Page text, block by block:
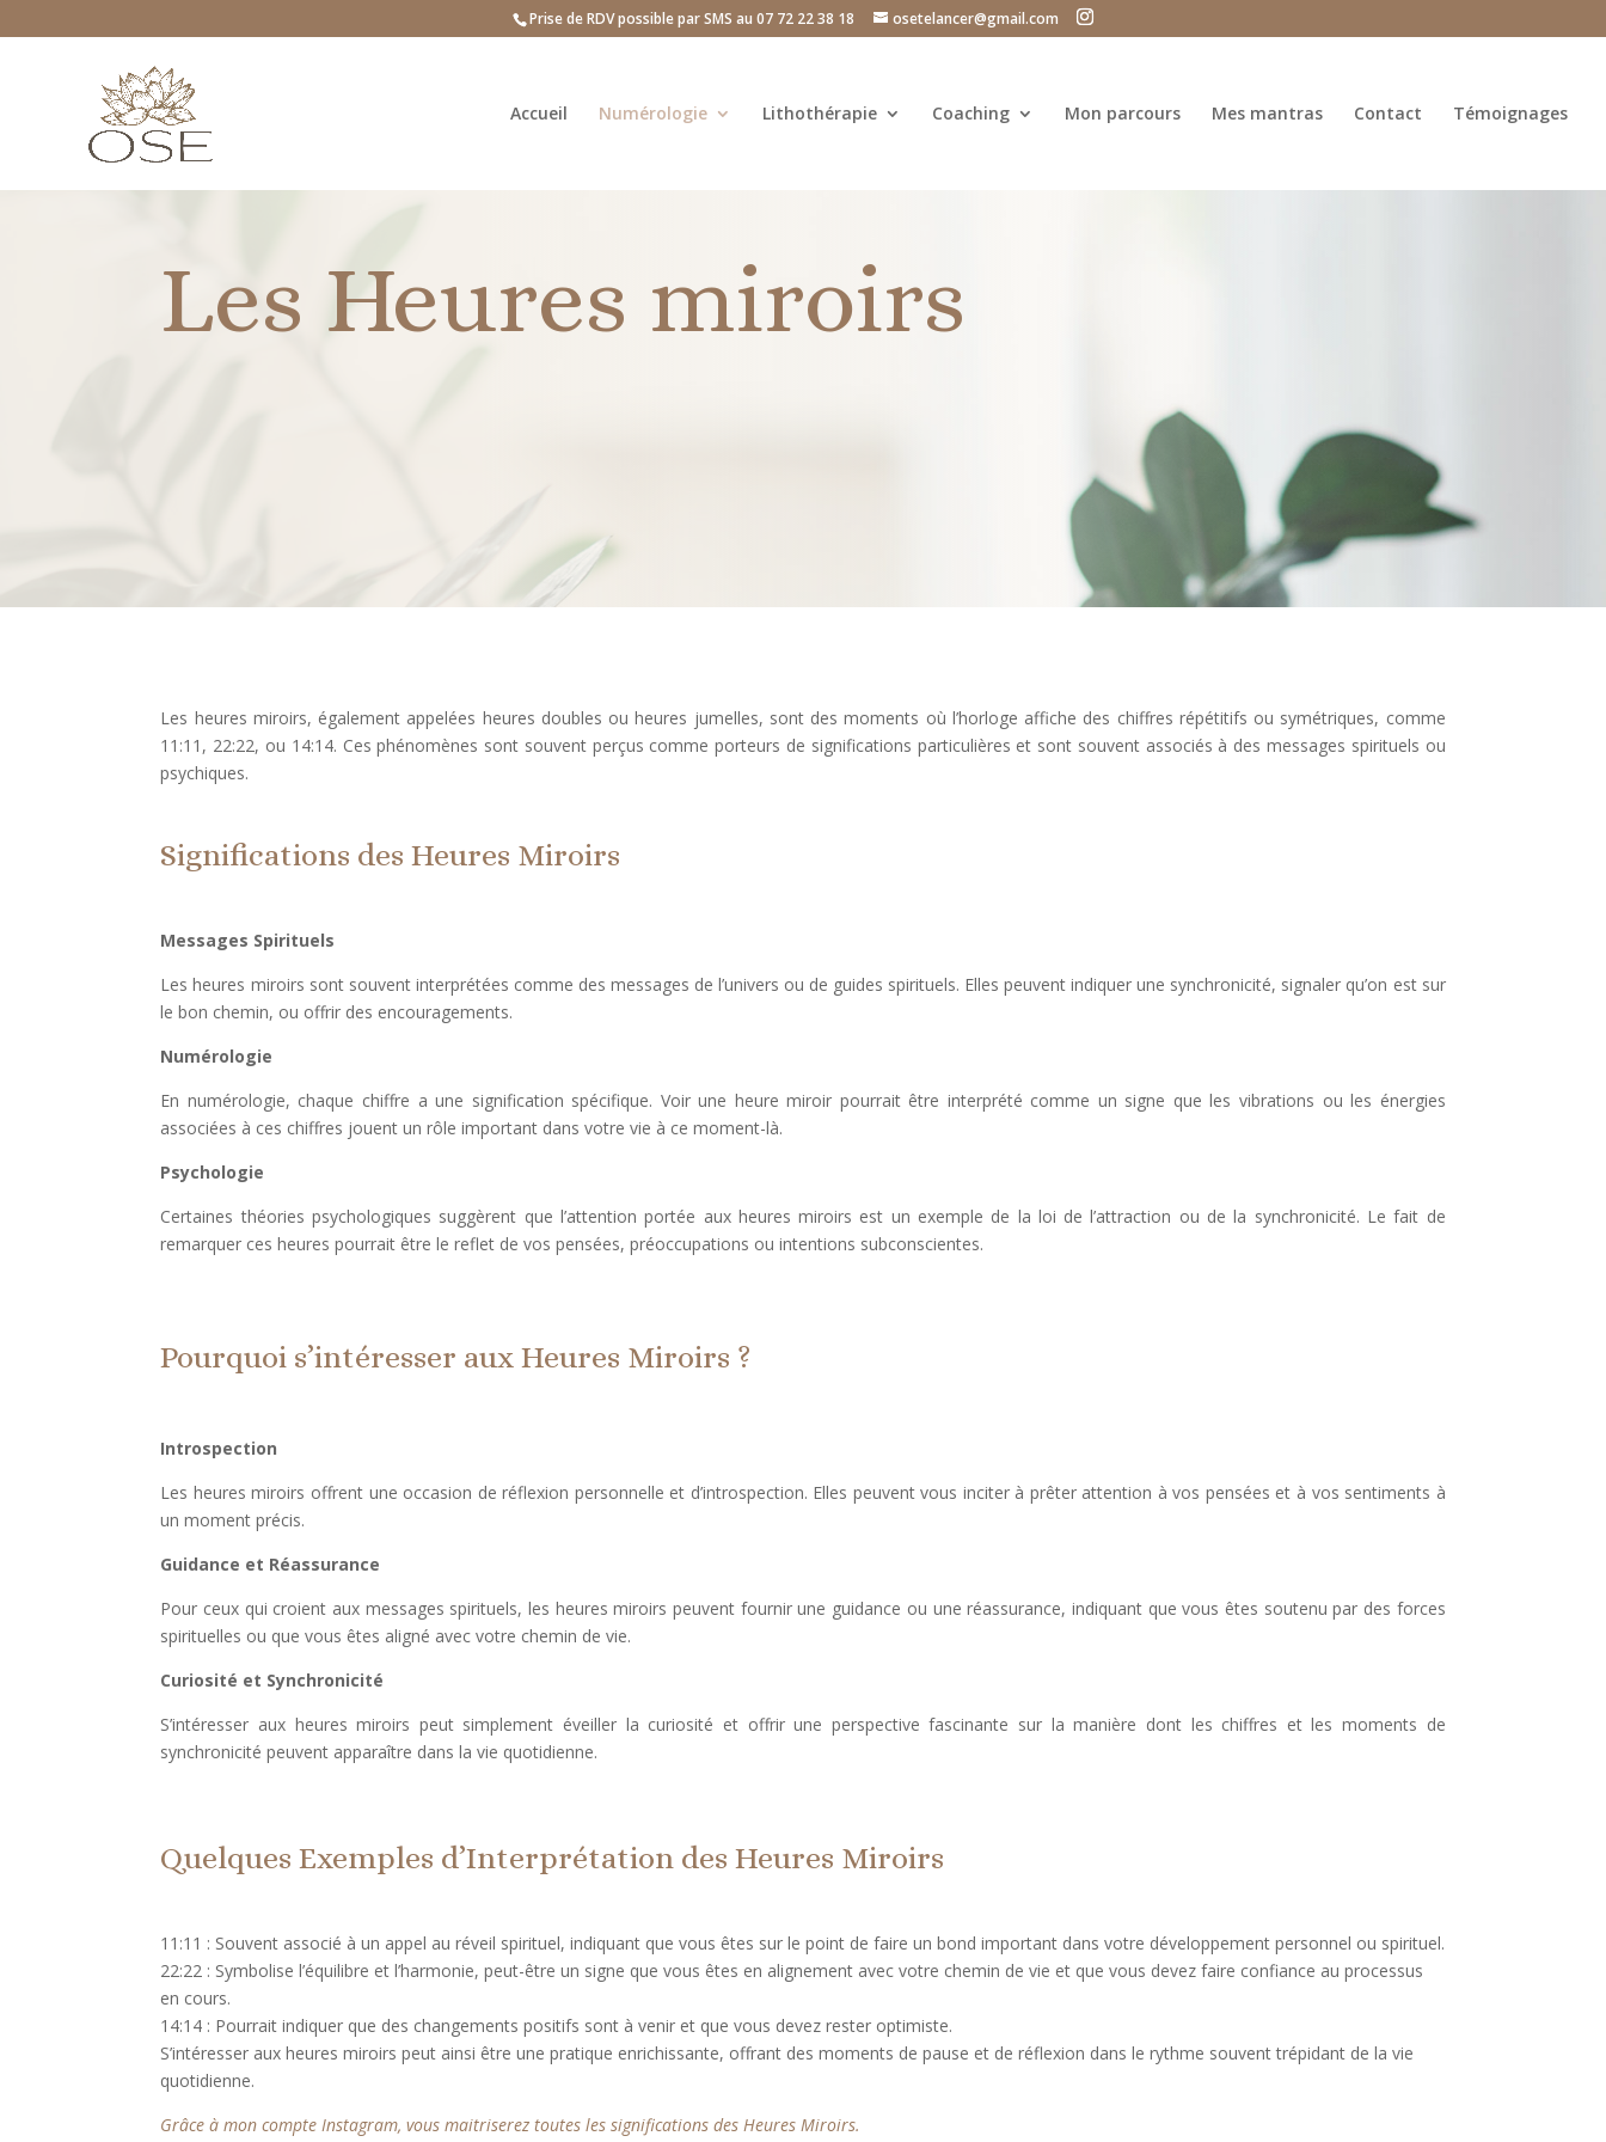
Prise de RDV possible par SMS au 07 72 22 38 18 osetelancer@gmail.com
Accueil Numérologie Lithothérapie Coaching Mon parcours Mes mantras Contact Témoignages
Les Heures miroirs
Les heures miroirs, également appelées heures doubles ou heures jumelles, sont des moments où l’horloge affiche des chiffres répétitifs ou symétriques, comme
11:11, 22:22, ou 14:14. Ces phénomènes sont souvent perçus comme porteurs de significations particulières et sont souvent associés à des messages spirituels ou
psychiques.
Significations des Heures Miroirs
Messages Spirituels
Les heures miroirs sont souvent interprétées comme des messages de l’univers ou de guides spirituels. Elles peuvent indiquer une synchronicité, signaler qu’on est sur
le bon chemin, ou offrir des encouragements.
Numérologie
En numérologie, chaque chiffre a une signification spécifique. Voir une heure miroir pourrait être interprété comme un signe que les vibrations ou les énergies
associées à ces chiffres jouent un rôle important dans votre vie à ce moment-là.
Psychologie
Certaines théories psychologiques suggèrent que l’attention portée aux heures miroirs est un exemple de la loi de l’attraction ou de la synchronicité. Le fait de
remarquer ces heures pourrait être le reflet de vos pensées, préoccupations ou intentions subconscientes.
Pourquoi s’intéresser aux Heures Miroirs ?
Introspection
Les heures miroirs offrent une occasion de réflexion personnelle et d’introspection. Elles peuvent vous inciter à prêter attention à vos pensées et à vos sentiments à
un moment précis.
Guidance et Réassurance
Pour ceux qui croient aux messages spirituels, les heures miroirs peuvent fournir une guidance ou une réassurance, indiquant que vous êtes soutenu par des forces
spirituelles ou que vous êtes aligné avec votre chemin de vie.
Curiosité et Synchronicité
S’intéresser aux heures miroirs peut simplement éveiller la curiosité et offrir une perspective fascinante sur la manière dont les chiffres et les moments de
synchronicité peuvent apparaître dans la vie quotidienne.
Quelques Exemples d’Interprétation des Heures Miroirs
11:11 : Souvent associé à un appel au réveil spirituel, indiquant que vous êtes sur le point de faire un bond important dans votre développement personnel ou spirituel.
22:22 : Symbolise l’équilibre et l’harmonie, peut-être un signe que vous êtes en alignement avec votre chemin de vie et que vous devez faire confiance au processus
en cours.
14:14 : Pourrait indiquer que des changements positifs sont à venir et que vous devez rester optimiste.
S’intéresser aux heures miroirs peut ainsi être une pratique enrichissante, offrant des moments de pause et de réflexion dans le rythme souvent trépidant de la vie
quotidienne.
Grâce à mon compte Instagram, vous maitriserez toutes les significations des Heures Miroirs.